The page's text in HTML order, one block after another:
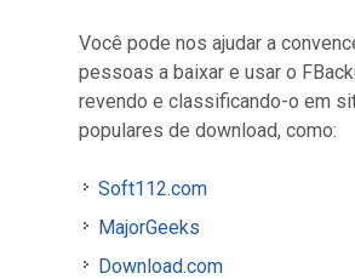
Você pode nos ajudar a
pessoas a baixar e usar o
revendo e classificando-o em
populares de download, como:
Soft112.com
MajorGeeks
Download.com